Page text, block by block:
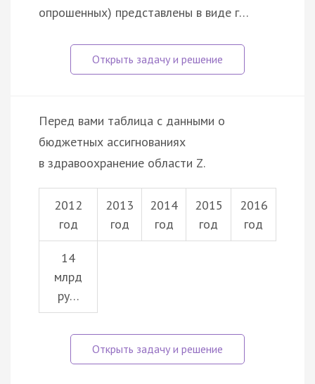
опрошенных) представлены в виде г…
Перед вами таблица с данными о
бюджетных ассигнованиях
в здравоохранение области Z.
2012
год
2013
год
2014
год
2015
год
2016
год
14
млрд
ру…